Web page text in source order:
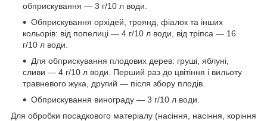
обприскування — 3 г/10 л води.
Обприскування орхідей, троянд, фіалок та інших
кольорів: від попелиці — 4 г/10 л води, від тріпса — 16
г/10 л води.
Для обприскування плодових дерев: груші, яблуні,
сливи — 4 г/10 л води. Перший раз до цвітіння і вильоту
травневого жука, другий — після збору плодів.
Обприскування винограду — 3 г/10 л води.
Для обробки посадкового матеріалу (насіння, насіння, коріння